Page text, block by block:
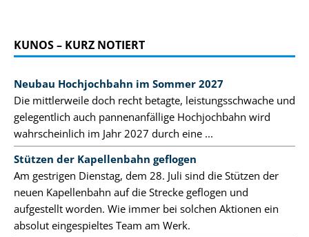
KUNOS – KURZ NOTIERT
Neubau Hochjochbahn im Sommer 2027
Die mittlerweile doch recht betagte, leistungsschwache und
gelegentlich auch pannenanfällige Hochjochbahn wird
wahrscheinlich im Jahr 2027 durch eine ...
Stützen der Kapellenbahn geflogen
Am gestrigen Dienstag, dem 28. Juli sind die Stützen der
neuen Kapellenbahn auf die Strecke geflogen und
aufgestellt worden. Wie immer bei solchen Aktionen ein
absolut eingespieltes Team am Werk.